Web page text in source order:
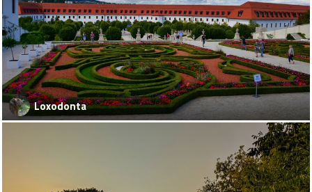
Loxodonta